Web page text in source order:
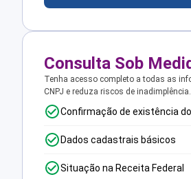
Consulta Sob
Tenha acesso completo a todas as
CNPJ e reduza riscos de inadimplência.
Confirmação de existência do
Dados cadastrais básicos
Situação na Receita Federal